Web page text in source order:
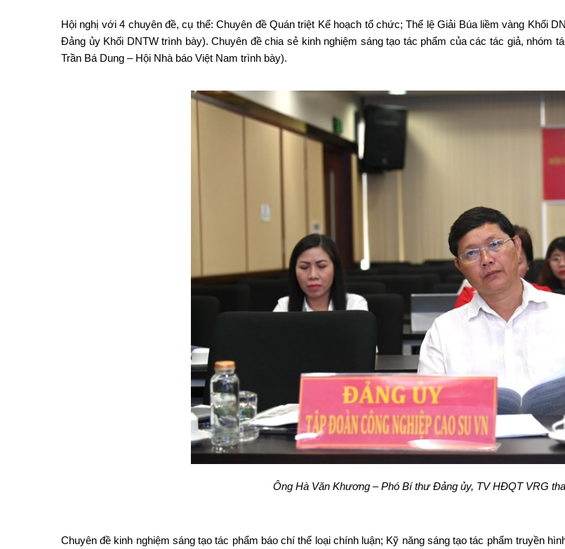
Hội nghị với 4 chuyên đề, cụ thể: Chuyên đề Quán triệt Kế hoạch tổ chức; Thể lệ Giải Búa liềm vàng Khối
Đảng ủy Khối DNTW trình bày). Chuyên đề chia sẻ kinh nghiệm sáng tạo tác phẩm của các tác giả, nhóm
Trần Bá Dung – Hội Nhà báo Việt Nam trình bày).
Ông Hà Văn Khương – Phó Bí thư Đảng ủy, TV HĐQT VRG
Chuyên đề kinh nghiệm sáng tạo tác phẩm báo chí thể loại chính luận; Kỹ năng sáng tạo tác phẩm truyền
kiếm...